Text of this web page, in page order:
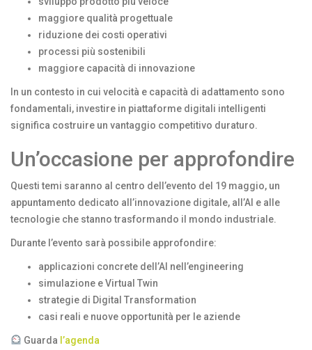
maggiore qualità progettuale
riduzione dei costi operativi
processi più sostenibili
maggiore capacità di innovazione
In un contesto in cui velocità e capacità di adattamento sono
fondamentali, investire in piattaforme digitali intelligenti
significa costruire un vantaggio competitivo duraturo.
Un’occasione per approfondire
Questi temi saranno al centro dell’evento del 19 maggio, un
appuntamento dedicato all’innovazione digitale, all’AI e alle
tecnologie che stanno trasformando il mondo industriale.
Durante l’evento sarà possibile approfondire:
applicazioni concrete dell’AI nell’engineering
simulazione e Virtual Twin
strategie di Digital Transformation
casi reali e nuove opportunità per le aziende
Guarda l’agenda